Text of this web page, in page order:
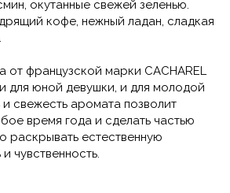
окутанные свежей зеленью.
кофе, нежный ладан, сладкая
от французской марки CACHAREL
для юной девушки, и для молодой
свежесть аромата позволит
время года и сделать частью
раскрывать естественную
чувственность.